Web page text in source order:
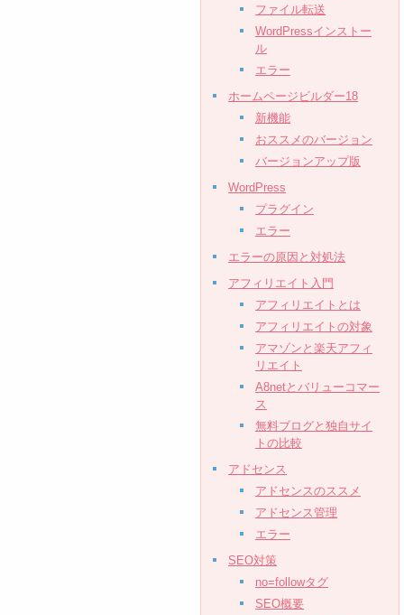
ファイル転送
WordPressインストー
ル
エラー
ホームページビルダー18
新機能
おススメのバージョン
バージョンアップ版
WordPress
プラグイン
エラー
エラーの原因と対処法
アフィリエイト入門
アフィリエイトとは
アフィリエイトの対象
アマゾンと楽天アフィ
リエイト
A8netとバリューコマー
ス
無料ブログと独自サイ
トの比較
アドセンス
アドセンスのススメ
アドセンス管理
エラー
SEO対策
no=followタグ
SEO概要